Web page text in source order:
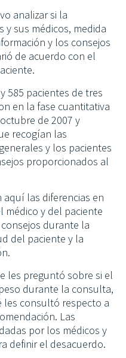
analizar si la
y sus médicos, medida
y los consejos
de acuerdo con el
585 pacientes de tres
en la fase cuantitativa
de 2007 y
recogían las
y los pacientes
proporcionados al
las diferencias en
médico y del paciente
durante la
del paciente y la
les preguntó sobre si el
durante la consulta,
les consultó respecto a
Las
por los médicos y
definir el desacuerdo.